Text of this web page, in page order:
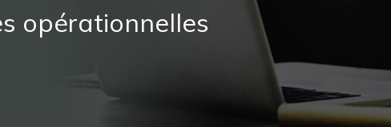
opérationnelles